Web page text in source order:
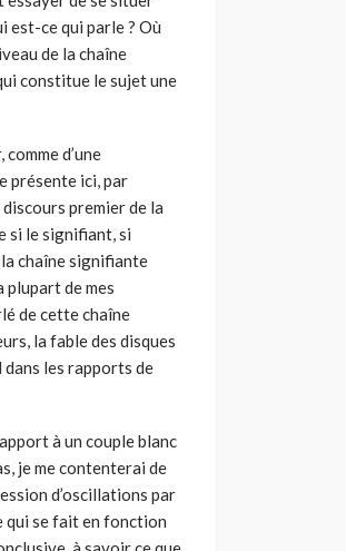
est-ce qui parle ? Où
de la chaîne
constitue le sujet une
d’une
présente ici, par
premier de la
si le signifiant, si
chaîne signifiante
plupart de mes
de cette chaîne
la fable des disques
dans les rapports de
à un couple blanc
je me contenterai de
d’oscillations par
qui se fait en fonction